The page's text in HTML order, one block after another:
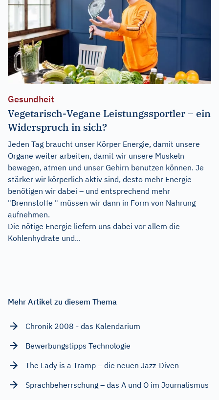
Gesundheit
Vegetarisch-Vegane Leistungssportler – ein
Widerspruch in sich?
Jeden Tag braucht unser Körper Energie, damit unsere
Organe weiter arbeiten, damit wir unsere Muskeln
bewegen, atmen und unser Gehirn benutzen können. Je
stärker wir körperlich aktiv sind, desto mehr Energie
benötigen wir dabei – und entsprechend mehr
"Brennstoffe " müssen wir dann in Form von Nahrung
aufnehmen.
Die nötige Energie liefern uns dabei vor allem die
Kohlenhydrate und...
Mehr Artikel zu diesem Thema
Chronik 2008 - das Kalendarium
Bewerbungstipps Technologie
The Lady is a Tramp – die neuen Jazz-Diven
Sprachbeherrschung – das A und O im Journalismus